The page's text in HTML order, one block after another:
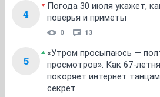
4
Погода 30 июля укажет,
поверья и приметы
0 13
5
«Утром просыпаюсь —
просмотров». Как 67-
покоряет интернет
секрет